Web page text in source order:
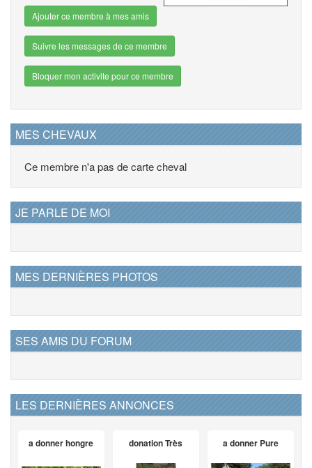
Ajouter ce membre à mes amis
Suivre les messages de ce membre
Bloquer mon activite pour ce membre
MES CHEVAUX
Ce membre n'a pas de carte cheval
JE PARLE DE MOI
MES DERNIÈRES PHOTOS
SES AMIS DU FORUM
LES DERNIÈRES ANNONCES
a donner hongre donation Très a donner Pure